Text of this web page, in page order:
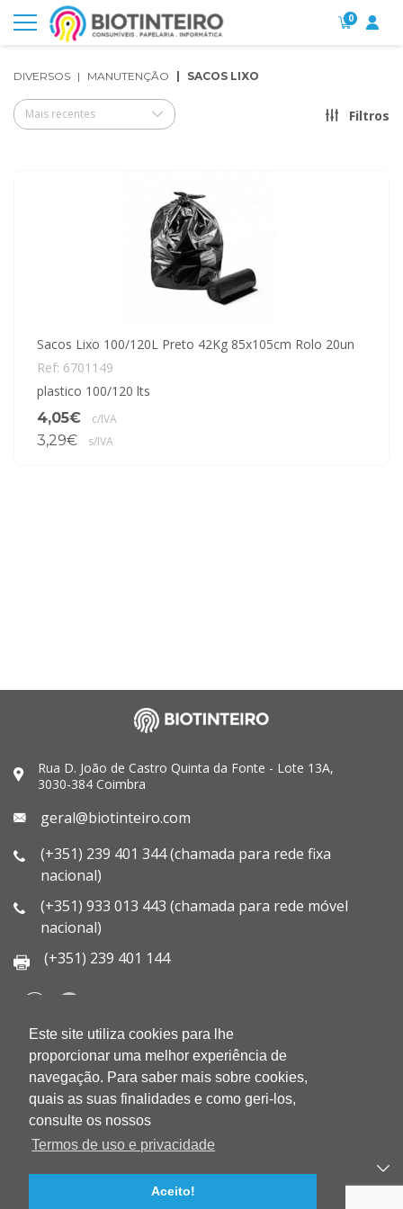
Este site utiliza cookies para lhe
proporcionar uma melhor experiência de
navegação. Para saber mais sobre cookies,
quais as suas finalidades e como geri-los,
consulte os nossos
Termos de uso e privacidade
Aceito!
0
DIVERSOS MANUTENÇÃO SACOS LIXO
Mais recentes Filtros
Sacos Lixo 100/120L Preto 42Kg 85x105cm Rolo 20un
Ref: 6701149
plastico 100/120 lts
4,05€
c/IVA
3,29€ s/IVA
Rua D. João de Castro Quinta da Fonte - Lote 13A,
3030-384 Coimbra
geral@biotinteiro.com
(+351) 239 401 344 (chamada para rede fixa
nacional)
(+351) 933 013 443 (chamada para rede móvel
nacional)
(+351) 239 401 144
QUEM SOMOS
QUALIDADE
AMBIENTE
BLOG
CONTACTOS